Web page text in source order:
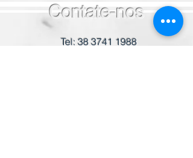
Contate-nos
Tel:38 3741 1988